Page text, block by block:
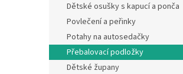
Dětské osušky s kapucí a ponča
Povlečení a peřinky
Potahy na autosedačky
Přebalovací podložky
Dětské župany